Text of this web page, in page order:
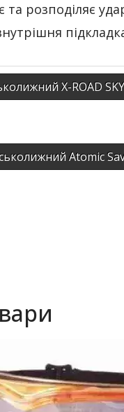
та розподіляє
X-ROAD
Atomic